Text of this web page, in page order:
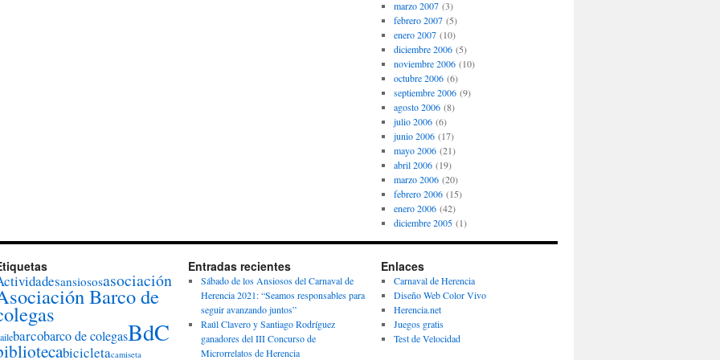
marzo 2007(3)
febrero 2007(5)
enero 2007(10)
diciembre 2006(5)
noviembre 2006(10)
octubre 2006(6)
septiembre 2006(9)
agosto 2006(8)
julio 2006(6)
junio 2006(17)
mayo 2006(21)
abril 2006(19)
marzo 2006(20)
febrero 2006(15)
enero 2006(42)
diciembre 2005(1)
ansiososasociación
Barco de
barcobarco de colegasBdC
bicicletacamiseta
Entradas recientes
Sábado de los Ansiosos del Carnaval de
Herencia 2021: “Seamos responsables para
seguir avanzando juntos”
Raúl Clavero y Santiago Rodríguez
ganadores del III Concurso de
Microrrelatos de Herencia
Enlaces
Carnaval de Herencia
Diseño Web Color Vivo
Herencia.net
Juegos gratis
Test de Velocidad